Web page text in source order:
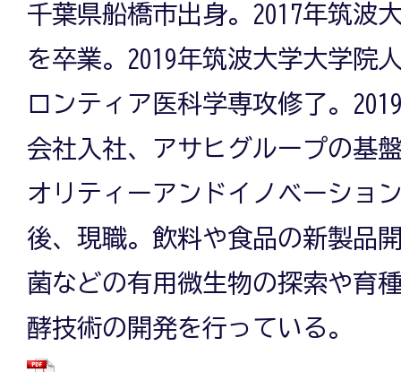
千葉県船橋市出身。2017年筑波
を卒業。2019年筑波大学大学院
ロンティア医科学専攻修了。
会社入社、アサヒグループの基
オリティーアンドイノベーショ
後、現職。飲料や食品の新製品
菌などの有用微生物の探索や育
酵技術の開発を行っている。